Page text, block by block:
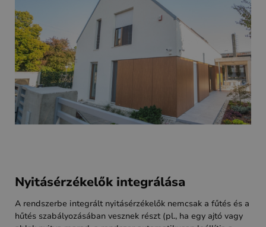
Nyitásérzékelők integrálása
A rendszerbe integrált nyitásérzékelők nemcsak a fűtés és a
hűtés szabályozásában vesznek részt (pl., ha egy ajtó vagy